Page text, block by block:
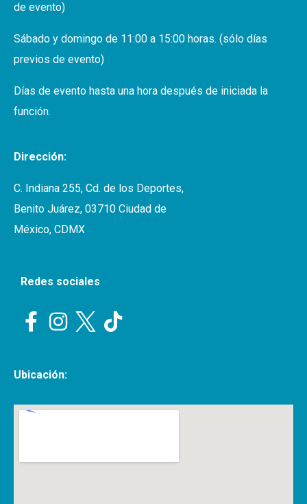
de evento)
Sábado y domingo de 11:00 a 15:00 horas. (sólo días
previos de evento)
Días de evento hasta una hora después de iniciada la
función.
Dirección:
C. Indiana 255, Cd. de los Deportes,
Benito Juárez, 03710 Ciudad de
México, CDMX
Redes sociales
Ubicación: